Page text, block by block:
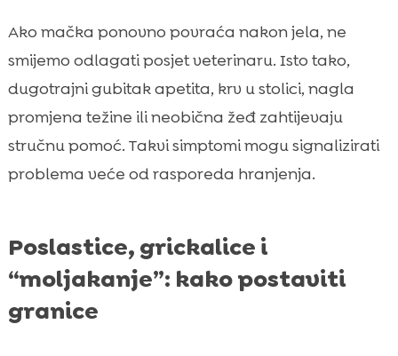
Ako mačka ponovno povraća nakon jela, ne
smijemo odlagati posjet veterinaru. Isto tako,
dugotrajni gubitak apetita, krv u stolici, nagla
promjena težine ili neobična žeđ zahtijevaju
stručnu pomoć. Takvi simptomi mogu signalizirati
problema veće od rasporeda hranjenja.
Poslastice, grickalice i
“moljakanje”: kako postaviti
granice